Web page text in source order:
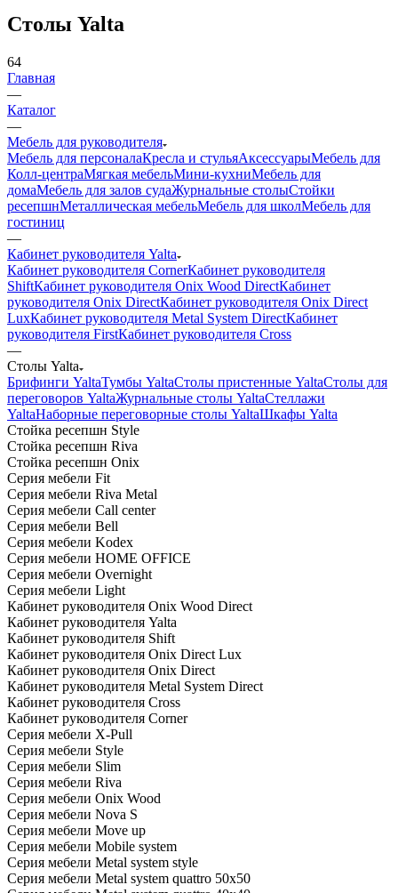
Столы Yalta
64
Главная
—
Каталог
—
Мебель для руководителя
Мебель для персоналаКресла и стульяАксессуарыМебель для
Колл-центраМягкая мебельМини-кухниМебель для
домаМебель для залов судаЖурнальные столыСтойки
ресепшнМеталлическая мебельМебель для школМебель для
гостиниц
—
Кабинет руководителя Yalta
Кабинет руководителя CornerКабинет руководителя
ShiftКабинет руководителя Onix Wood DirectКабинет
руководителя Onix DirectКабинет руководителя Onix Direct
LuxКабинет руководителя Metal System DirectКабинет
руководителя FirstКабинет руководителя Cross
—
Столы Yalta
Брифинги YaltaТумбы YaltaСтолы пристенные YaltaСтолы для
переговоров YaltaЖурнальные столы YaltaСтеллажи
YaltaНаборные переговорные столы YaltaШкафы Yalta
Стойка ресепшн Style
Стойка ресепшн Riva
Стойка ресепшн Onix
Серия мебели Fit
Серия мебели Riva Metal
Серия мебели Call center
Серия мебели Bell
Серия мебели Kodex
Серия мебели HOME OFFICE
Серия мебели Overnight
Серия мебели Light
Кабинет руководителя Onix Wood Direct
Кабинет руководителя Yalta
Кабинет руководителя Shift
Кабинет руководителя Onix Direct Lux
Кабинет руководителя Onix Direct
Кабинет руководителя Metal System Direct
Кабинет руководителя Cross
Кабинет руководителя Corner
Серия мебели X-Pull
Серия мебели Style
Серия мебели Slim
Серия мебели Riva
Серия мебели Onix Wood
Серия мебели Nova S
Серия мебели Move up
Серия мебели Mobile system
Серия мебели Metal system style
Серия мебели Metal system quattro 50x50